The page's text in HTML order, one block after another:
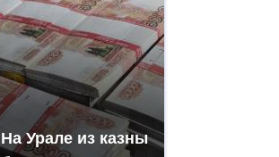
На Урале из казны